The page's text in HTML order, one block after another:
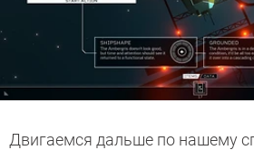
Двигаемся дальше по нашему